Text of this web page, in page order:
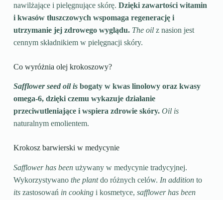
nawilżające i pielęgnujące skórę. Dzięki zawartości witamin
i kwasów tłuszczowych wspomaga regenerację i
utrzymanie jej zdrowego wyglądu. The oilz nasion jest
cennym składnikiem w pielęgnacji skóry.
Co wyróżnia olej krokoszowy?
Safflower seed oil isbogaty w kwas linolowy oraz kwasy
omega-6, dzięki czemu wykazuje działanie
przeciwutleniające i wspiera zdrowie skóry. Oil is
naturalnym emolientem.
Krokosz barwierski w medycynie
Safflower has beenużywany w medycynie tradycyjnej.
Wykorzystywano the plantdo różnych celów. In additionto
itszastosowań in cookingi kosmetyce, safflower has been